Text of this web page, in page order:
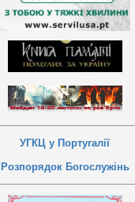
УГКЦ у Португалії
Розпорядок Богослужінь